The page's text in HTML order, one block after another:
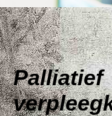
Palliatief